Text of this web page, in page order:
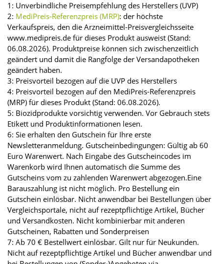
1: Unverbindliche Preisempfehlung des Herstellers (UVP)
2: MediPreis-Referenzpreis (MRP): der höchste
Verkaufspreis, den die Arzneimittel-Preisvergleichsseite
www.medipreis.de für dieses Produkt ausweist (Stand:
06.08.2026). Produktpreise können sich zwischenzeitlich
geändert und damit die Rangfolge der Versandapotheken
geändert haben.
3: Preisvorteil bezogen auf die UVP des Herstellers
4: Preisvorteil bezogen auf den MediPreis-Referenzpreis
(MRP) für dieses Produkt (Stand: 06.08.2026).
5: Biozidprodukte vorsichtig verwenden. Vor Gebrauch stets
Etikett und Produktinformationen lesen.
6: Sie erhalten den Gutschein für Ihre erste
Newsletteranmeldung. Gutscheinbedingungen: Gültig ab 60
Euro Warenwert. Nach Eingabe des Gutscheincodes im
Warenkorb wird Ihnen automatisch die Summe des
Gutscheins vom zu zahlenden Warenwert abgezogen.Eine
Barauszahlung ist nicht möglich. Pro Bestellung ein
Gutschein einlösbar. Nicht anwendbar bei Bestellungen über
Vergleichsportale, nicht auf rezeptpflichtige Artikel, Bücher
und Versandkosten. Nicht kombinierbar mit anderen
Gutscheinen, Rabatten und Sonderpreisen
7: Ab 70 € Bestellwert einlösbar. Gilt nur für Neukunden.
Nicht auf rezeptpflichtige Artikel und Bücher anwendbar und